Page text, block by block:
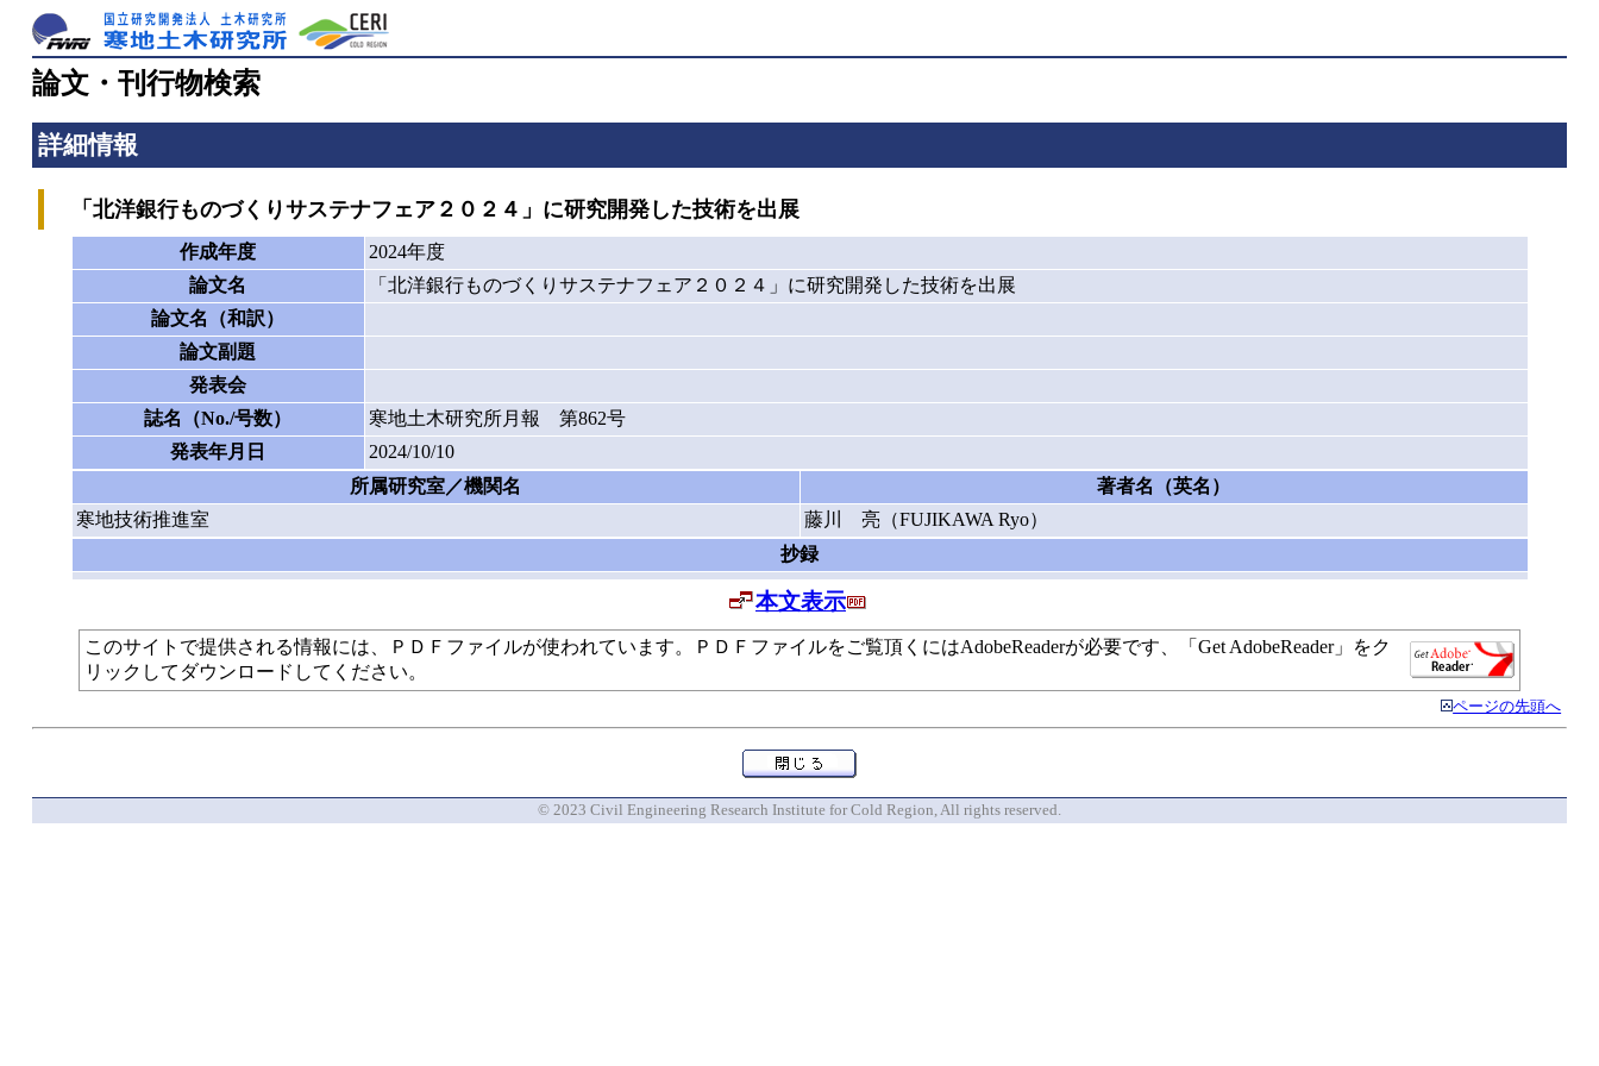
論文・刊行物検索
詳細情報
「北洋銀行ものづくりサステナフェア２０２４」に研究開発した技術を出展
作成年度
2024年度
論文名
「北洋銀行ものづくりサステナフェア２０２４」に研究開発した技術を出展
論文名（和訳）
論文副題
発表会
誌名（No./号数）
寒地土木研究所月報 第862号
発表年月日
2024/10/10
所属研究室／機関名
著者名（英名）
寒地技術推進室
藤川 亮（FUJIKAWA Ryo）
抄録
本文表示
このサイトで提供される情報には、ＰＤＦファイルが使われています。ＰＤＦファイルをご覧頂くにはAdobeReaderが必要です、「Get AdobeReader」をク
リックしてダウンロードしてください。
ページの先頭へ
© 2023 Civil Engineering Research Institute for Cold Region, All rights reserved.